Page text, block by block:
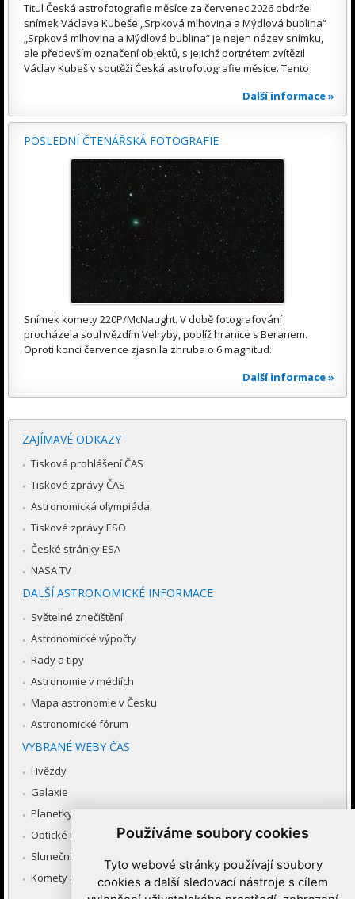
Používáme soubory cookies
Tyto webové stránky používají soubory
cookies a další sledovací nástroje s cílem
Titul Česká astrofotografie měsíce za červenec 2026 obdržel
snímek Václava Kubeše „Srpková mlhovina a Mýdlová bublina“
„Srpková mlhovina a Mýdlová bublina“ je nejen název snímku,
ale především označení objektů, s jejichž portrétem zvítězil
Václav Kubeš v soutěži Česká astrofotografie měsíce. Tento
Další informace »
POSLEDNÍ ČTENÁŘSKÁ FOTOGRAFIE
Snímek komety 220P/McNaught. V době fotografování
procházela souhvězdím Velryby, poblíž hranice s Beranem.
Oproti konci července zjasnila zhruba o 6 magnitud.
Další informace »
ZAJÍMAVÉ ODKAZY
Tisková prohlášení ČAS
Tiskové zprávy ČAS
Astronomická olympiáda
Tiskové zprávy ESO
České stránky ESA
NASA TV
DALŠÍ ASTRONOMICKÉ INFORMACE
Světelné znečištění
Astronomické výpočty
Rady a tipy
Astronomie v médiích
Mapa astronomie v Česku
Astronomické fórum
VYBRANÉ WEBY ČAS
Hvězdy
Galaxie
Planetky
Optické úkazy v atmosféře
Sluneční soustava
Komety a meteory